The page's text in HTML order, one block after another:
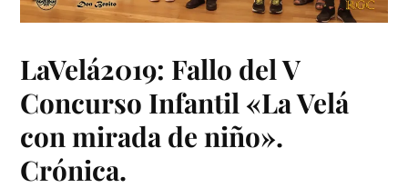
LaVelá2019: Fallo del V
Concurso Infantil «La Velá
con mirada de niño».
Crónica.